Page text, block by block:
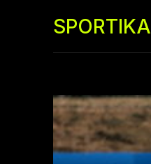
SPORTIKA